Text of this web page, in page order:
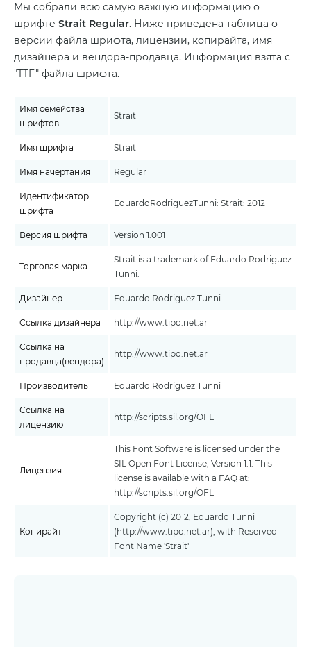
Мы собрали всю самую важную информацию о
шрифте Strait Regular. Ниже приведена таблица о
версии файла шрифта, лицензии, копирайта, имя
дизайнера и вендора-продавца. Информация взята с
"TTF" файла шрифта.
Имя семейства
шрифтов
Strait
Имя шрифта Strait
Имя начертания Regular
Идентификатор
шрифта
EduardoRodriguezTunni: Strait: 2012
Версия шрифта Version 1.001
Торговая марка
Strait is a trademark of Eduardo Rodriguez
Tunni.
Дизайнер Eduardo Rodriguez Tunni
Ссылка дизайнера http://www.tipo.net.ar
Ссылка на
продавца(вендора)
http://www.tipo.net.ar
Производитель Eduardo Rodriguez Tunni
Ссылка на
лицензию
http://scripts.sil.org/OFL
Лицензия
This Font Software is licensed under the
SIL Open Font License, Version 1.1. This
license is available with a FAQ at:
http://scripts.sil.org/OFL
Копирайт
Copyright (c) 2012, Eduardo Tunni
(http://www.tipo.net.ar), with Reserved
Font Name 'Strait'